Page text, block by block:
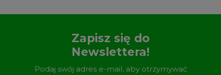
Zapisz się do
Newslettera!
Podaj swój adres e-mail, aby otrzymywać